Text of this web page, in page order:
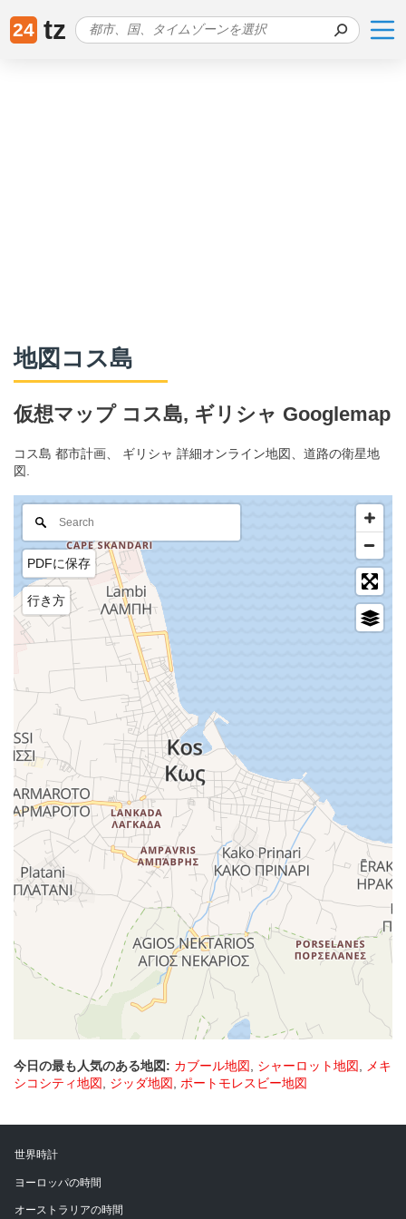
24 tz
地図コス島
仮想マップ コス島, ギリシャ Googlemap
コス島 都市計画、 ギリシャ 詳細オンライン地図、道路の衛星地
図.
PDFに保存
行き方
今日の最も人気のある地図: カブール地図, シャーロット地図, メキ
シコシティ地図, ジッダ地図, ポートモレスビー地図
世界時計
ヨーロッパの時間
オーストラリアの時間